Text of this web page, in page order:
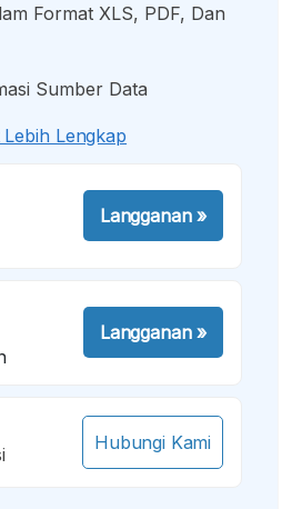
Format XLS, PDF, Dan
Sumber Data
Lebih Lengkap
Langganan»
Langganan»
Hubungi Kami